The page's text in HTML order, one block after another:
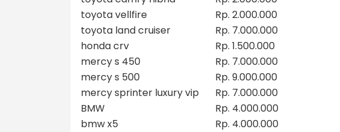
toyota vellfire
Rp. 2.000.000
toyota land cruiser
Rp. 7.000.000
honda crv
Rp. 1.500.000
mercy s 450
Rp. 7.000.000
mercy s 500
Rp. 9.000.000
mercy sprinter luxury vip
Rp. 7.000.000
BMW
Rp. 4.000.000
bmw x5
Rp. 4.000.000